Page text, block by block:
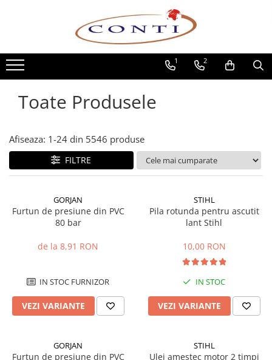
Toate Produsele
Casa si Gradina
Utilaje pentru gradina si accesorii
Atomizoare si Pulverizatoare
Fierastraie pentru busteni
Foarfeci de gradina
Masini de tuns iarba si accesorii
Motocoase si accesorii
Motocositori
Motosape si Motocultoare
Motoburghie
multifunctionale
Tocatoare de crengi si resturi
vegetale
Accesorii utilaje de gradina
1 2
Toate Produsele
Afiseaza: 1-24 din 5546 produse
FILTRE
GORJAN
Furtun de presiune din PVC
80 bar
de la 8,91 RON
IN STOC FURNIZOR
VEZI VARIANTE
STIHL
Pila rotunda pentru ascutit
lant Stihl
10,00 RON
IN STOC
VEZI VARIANTE
GORJAN
Furtun de presiune din PVC
STIHL
Ulei amestec motor 2 timpi